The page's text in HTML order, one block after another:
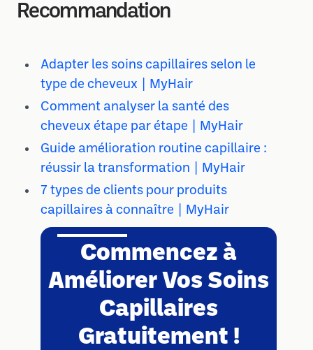
Recommandation
Adapter les soins capillaires selon le
type de cheveux | MyHair
Comment analyser la santé des
cheveux étape par étape | MyHair
Guide amélioration routine capillaire :
réussir la transformation | MyHair
7 types de clients pour produits
capillaires à connaître | MyHair
Commencez à
Améliorer Vos Soins
Capillaires
Gratuitement !